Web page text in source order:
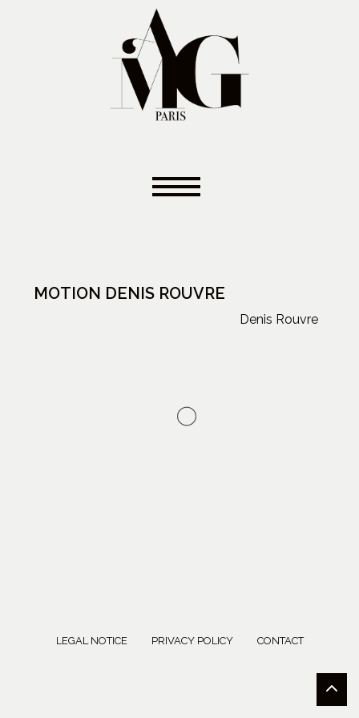
MOTION DENIS ROUVRE
Denis Rouvre
LEGAL NOTICE PRIVACY POLICY CONTACT